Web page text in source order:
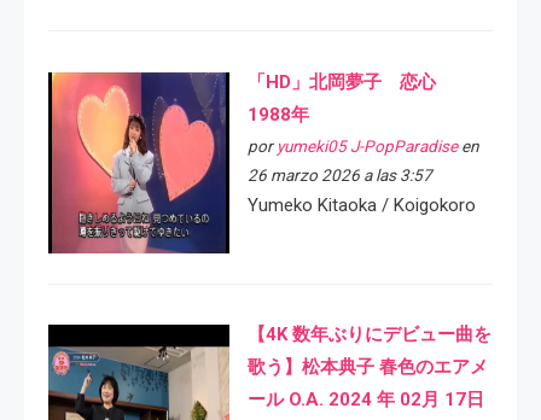
「HD」北岡夢子 恋心
1988年
por yumeki05 J-PopParadiseen
26 marzo 2026 a las 3:57
Yumeko Kitaoka / Koigokoro
【4K 数年ぶりにデビュー曲を
歌う】松本典子 春色のエアメ
ール O.A. 2024 年 02月 17日